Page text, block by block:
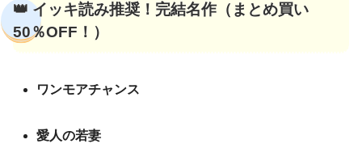
👑 イッキ読み推奨！完結名作（まとめ買い
50％OFF！）
ワンモアチャンス
愛人の若妻